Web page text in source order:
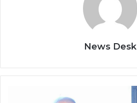
News Desk